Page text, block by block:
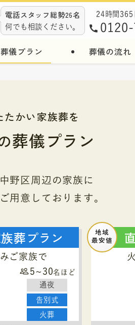
葬儀プラン 葬儀の流れ
電話スタッフ総勢26名
何でも相談ください。
24時間365
かい家族葬を
葬儀プラン
野区周辺の家族に
用意しております。
葬プラン
ご家族で
5~30名ほど
通夜
告別式
火葬
地域
最安値